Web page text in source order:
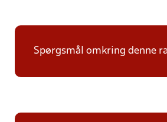
Spørgsmål omkring denne